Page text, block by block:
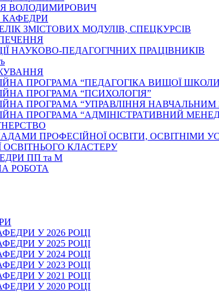
ВОЛОДИМИРОВИЧ
КАФЕДРИ
ЗМІСТОВИХ МОДУЛІВ, СПЕЦКУРСІВ
НАУКОВО-ПЕДАГОГІЧНИХ ПРАЦІВНИКІВ
ПРОГРАМА “ПЕДАГОГІКА ВИЩОЇ
ПРОГРАМА “ПСИХОЛОГІЯ”
ПРОГРАМА “УПРАВЛІННЯ
ПРОГРАМА “АДМІНІСТРАТИВНИЙ
ПРОФЕСІЙНОЇ ОСВІТИ,
ОСВІТНЬОГО КЛАСТЕРУ
ПП та М
РОБОТА
У 2026 РОЦІ
У 2025 РОЦІ
У 2024 РОЦІ
У 2023 РОЦІ
У 2021 РОЦІ
У 2020 РОЦІ